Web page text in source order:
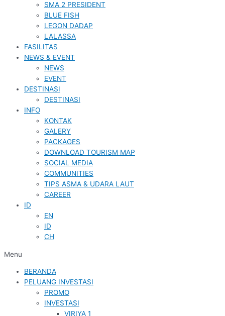
SMA 2 PRESIDENT
BLUE FISH
LEGON DADAP
LALASSA
FASILITAS
NEWS & EVENT
NEWS
EVENT
DESTINASI
DESTINASI
INFO
KONTAK
GALERY
PACKAGES
DOWNLOAD TOURISM MAP
SOCIAL MEDIA
COMMUNITIES
TIPS ASMA & UDARA LAUT
CAREER
ID
EN
ID
CH
Menu
BERANDA
PELUANG INVESTASI
PROMO
INVESTASI
VIRIYA 1